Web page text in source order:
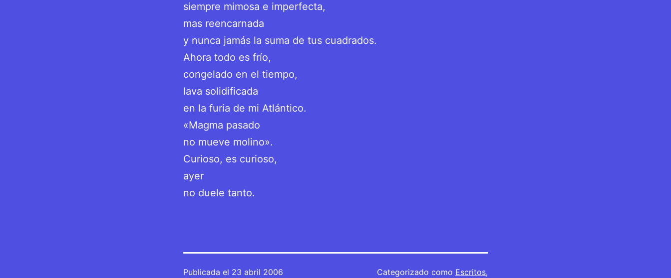
siempre mimosa e imperfecta,
mas reencarnada
y nunca jamás la suma de tus cuadrados.
Ahora todo es frío,
congelado en el tiempo,
lava solidificada
en la furia de mi Atlántico.
«Magma pasado
no mueve molino».
Curioso, es curioso,
ayer
no duele tanto.
Publicada el 23 abril 2006
Categorizado como Escritos,